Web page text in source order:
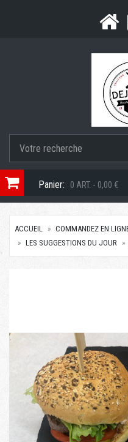
Panier: 0 ART. - 0,00 €
ACCUEIL COMMANDEZ EN
LES SUGGESTIONS DU JOUR